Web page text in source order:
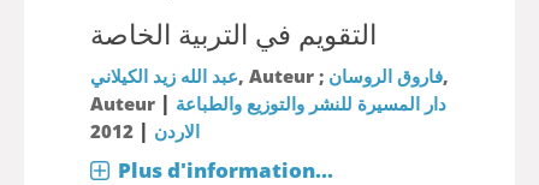
التقويم في التربية الخاصة
عبد الله زيد الكيلاني, Auteur ; فاروق الروسان,
Auteur | دار المسيرة للنشر والتوزيع والطباعة
الاردن |
2012
Plus d'information...